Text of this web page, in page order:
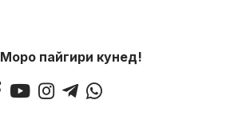
Моро пайгири кунед!